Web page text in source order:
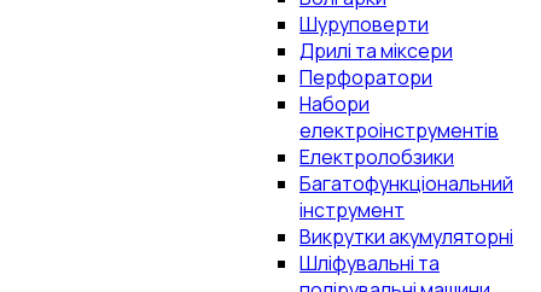
Шуруповерти
Дрилі та міксери
Перфоратори
Набори
електроінструментів
Електролобзики
Багатофункціональний
інструмент
Викрутки акумуляторні
Шліфувальні та